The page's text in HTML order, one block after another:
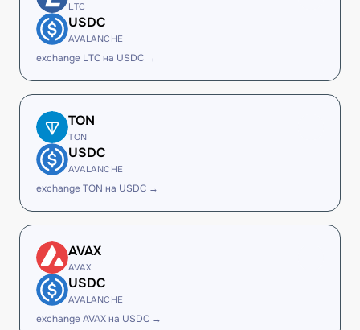
LTC
USDC
AVALANCHE
exchange LTC на USDC →
TON
TON
USDC
AVALANCHE
exchange TON на USDC →
AVAX
AVAX
USDC
AVALANCHE
exchange AVAX на USDC →